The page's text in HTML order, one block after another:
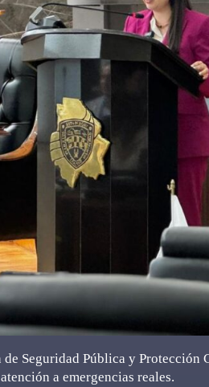
Seguridad Pública y Protección
a emergencias reales.